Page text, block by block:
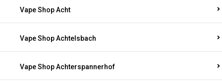
Vape Shop Acht
Vape Shop Achtelsbach
Vape Shop Achterspannerhof